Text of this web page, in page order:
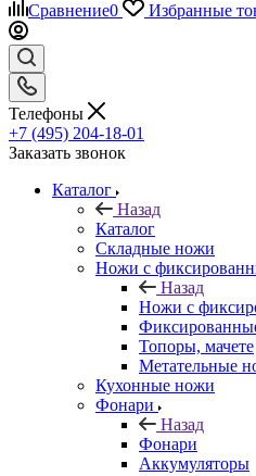
Сравнение0 Избранные
Телефоны
+7 (495) 204-18-01
Заказать звонок
Каталог
Назад
Каталог
Складные ножи
Ножи с
Назад
Ножи с
Топоры, мачете
Метательные
Кухонные ножи
Фонари
Назад
Фонари
Аккумуляторы